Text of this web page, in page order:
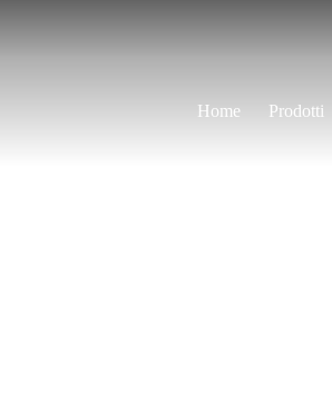
Home Prodotti